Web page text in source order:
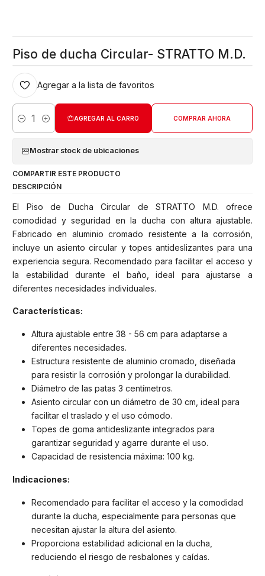
Piso de ducha Circular- STRATTO M.D.
Agregar a la lista de favoritos
Cantidad
AGREGAR AL CARRO COMPRAR AHORA
Mostrar stock de ubicaciones
COMPARTIR ESTE PRODUCTO
DESCRIPCIÓN
El Piso de Ducha Circular de STRATTO M.D. ofrece
comodidad y seguridad en la ducha con altura ajustable.
Fabricado en aluminio cromado resistente a la corrosión,
incluye un asiento circular y topes antideslizantes para una
experiencia segura. Recomendado para facilitar el acceso y
la estabilidad durante el baño, ideal para ajustarse a
diferentes necesidades individuales.
Características:
Altura ajustable entre 38 - 56 cm para adaptarse a
diferentes necesidades.
Estructura resistente de aluminio cromado, diseñada
para resistir la corrosión y prolongar la durabilidad.
Diámetro de las patas 3 centímetros.
Asiento circular con un diámetro de 30 cm, ideal para
facilitar el traslado y el uso cómodo.
Topes de goma antideslizante integrados para
garantizar seguridad y agarre durante el uso.
Capacidad de resistencia máxima: 100 kg.
Indicaciones:
Recomendado para facilitar el acceso y la comodidad
durante la ducha, especialmente para personas que
necesitan ajustar la altura del asiento.
Proporciona estabilidad adicional en la ducha,
reduciendo el riesgo de resbalones y caídas.